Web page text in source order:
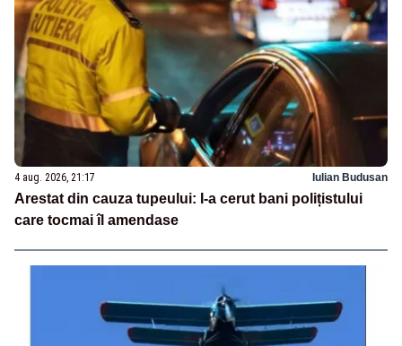
4 aug. 2026, 21:17 Iulian Budusan
Arestat din cauza tupeului: I-a cerut bani polițistului
care tocmai îl amendase